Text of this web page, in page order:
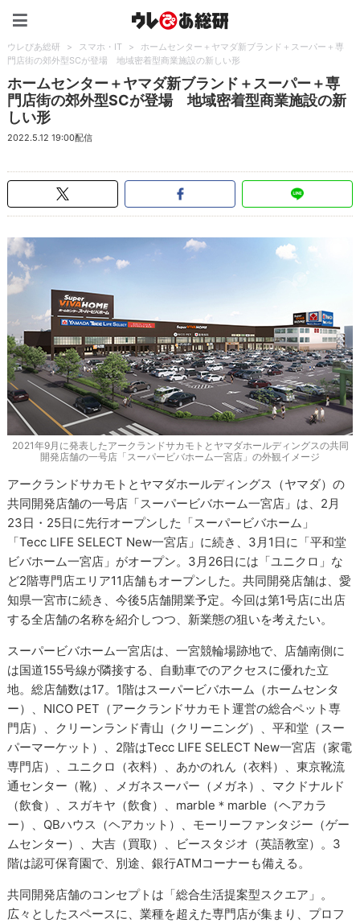
ウレぴあ総研 > スマホ・IT >
ホームセンター＋ヤマダ新ブランド＋スーパー＋専
門店街の郊外型SCが登場 地域密着型商業施設の新しい形
ホームセンター＋ヤマダ新ブランド＋スーパー＋専
門店街の郊外型SCが登場 地域密着型商業施設の新
しい形
2022.5.12 19:00配信
2021年9月に発表したアークランドサカモトとヤマダホールディングスの共同
開発店舗の一号店「スーパービバホーム一宮店」の外観イメージ
アークランドサカモトとヤマダホールディングス（ヤマダ）の
共同開発店舗の一号店「スーパービバホーム一宮店」は、2月
23日・25日に先行オープンした「スーパービバホーム」
「Tecc LIFE SELECT New一宮店」に続き、3月1日に「平和堂
ビバホーム一宮店」がオープン。3月26日には「ユニクロ」な
ど2階専門店エリア11店舗もオープンした。共同開発店舗は、愛
知県一宮市に続き、今後5店舗開業予定。今回は第1号店に出店
する全店舗の名称を紹介しつつ、新業態の狙いを考えたい。
スーパービバホーム一宮店は、一宮競輪場跡地で、店舗南側に
は国道155号線が隣接する、自動車でのアクセスに優れた立
地。総店舗数は17。1階はスーパービバホーム（ホームセンタ
ー）、NICO PET（アークランドサカモト運営の総合ペット専
門店）、クリーンランド青山（クリーニング）、平和堂（スー
パーマーケット）、2階はTecc LIFE SELECT New一宮店（家電
専門店）、ユニクロ（衣料）、あかのれん（衣料）、東京靴流
通センター（靴）、メガネスーパー（メガネ）、マクドナルド
（飲食）、スガキヤ（飲食）、marble＊marble（ヘアカラ
ー）、QBハウス（ヘアカット）、モーリーファンタジー（ゲー
ムセンター）、大吉（買取）、ビースタジオ（英語教室）。3
階は認可保育園で、別途、銀行ATMコーナーも備える。
共同開発店舗のコンセプトは「総合生活提案型スクエア」。
広々としたスペースに、業種を超えた専門店が集まり、プロフ